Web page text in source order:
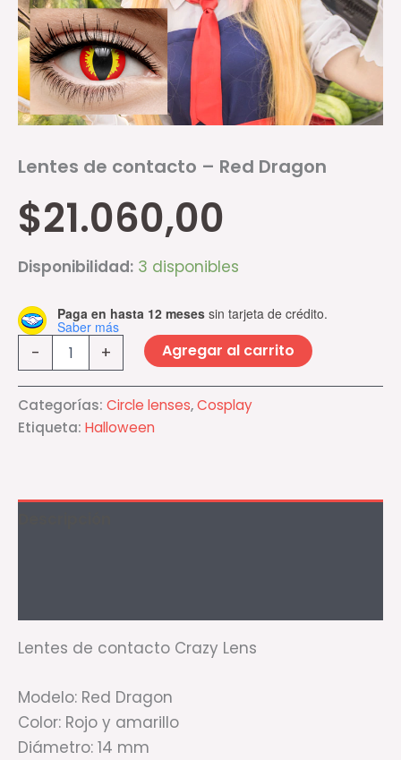
Lentes de contacto – Red Dragon
$21.060,00
Disponibilidad: 3 disponibles
Paga en hasta 12 meses sin tarjeta de crédito.
Saber más
- + Agregar al carrito
Categorías: Circle lenses,Cosplay
Etiqueta: Halloween
Lentes de contacto Crazy Lens
Modelo: Red Dragon
Color: Rojo y amarillo
Diámetro: 14 mm